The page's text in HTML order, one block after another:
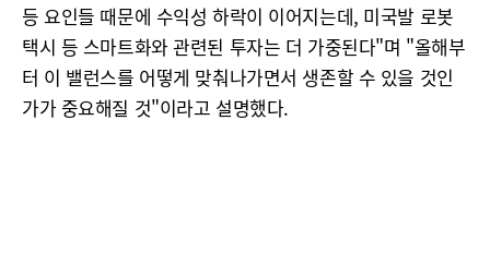
등 요인들 때문에 수익성 하락이 이어지는데, 미국발 로봇
택시 등 스마트화와 관련된 투자는 더 가중된다"며 "올해부
터 이 밸런스를 어떻게 맞춰나가면서 생존할 수 있을 것인
가가 중요해질 것"이라고 설명했다.